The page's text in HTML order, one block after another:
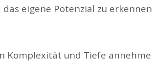
eigene Potenzial zu
Komplexität und Tiefe